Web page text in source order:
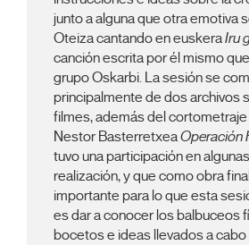
junto a alguna que otra emotiva
Oteiza cantando en euskeraIru
canción escrita por él mismo
grupo Oskarbi. La sesión se
principalmente de dos archivos
filmes, además del
Nestor BasterretxeaOperación
tuvo una participación en
realización, y que como obra
importante para lo que esta
es dar a conocer los balbuceos
bocetos e ideas llevados a